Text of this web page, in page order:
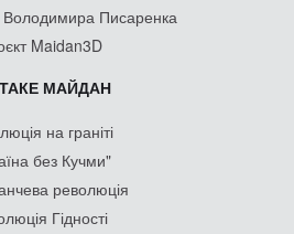
Писаренка
Maidan3D
МАЙДАН
на граніті
без Кучми"
революція
Гідності